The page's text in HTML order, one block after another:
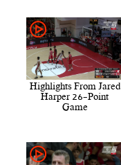
Highlights From Jared
Harper 26-Point
Game